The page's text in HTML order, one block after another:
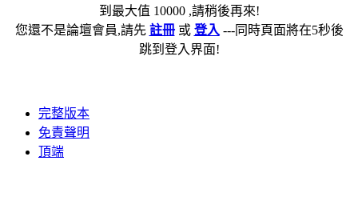
到最大值 10000 ,請稍後再來!
您還不是論壇會員,請先 註冊或 登入 ---同時頁面將在5秒後
跳到登入界面!
完整版本
免責聲明
頂端